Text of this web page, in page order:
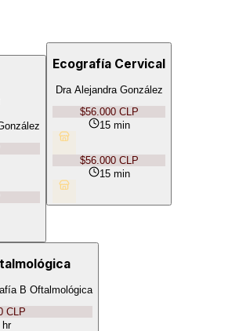
Ecografía Cervical
Dra Alejandra González
$56.000 CLP
15 min
$56.000 CLP
15 min
B Oftalmológica
CLP